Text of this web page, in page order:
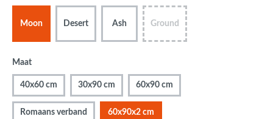
Moon Desert Ash Ground
Maat
40x60 cm 30x90 cm 60x90 cm
Romaans verband 60x90x2 cm